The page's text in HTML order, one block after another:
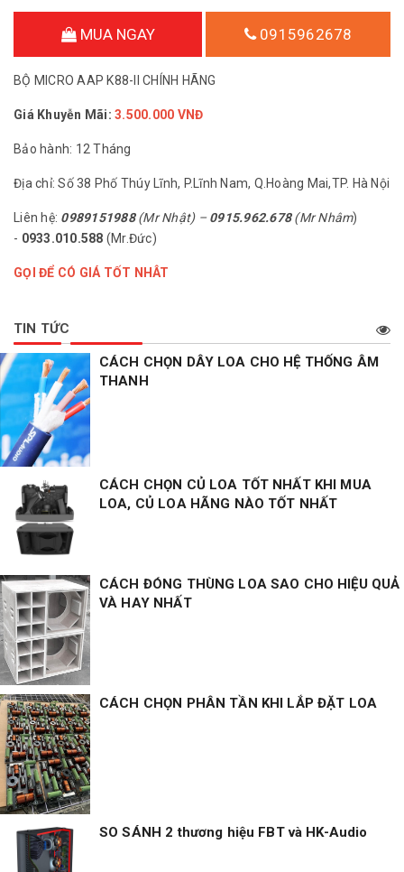
MUA NGAY 0915962678
BỘ MICRO AAP K88-II CHÍNH HÃNG
Giá Khuyễn Mãi: 3.500.000 VNĐ
Bảo hành: 12 Tháng
Địa chỉ: Số 38 Phố Thúy Lĩnh, P.Lĩnh Nam, Q.Hoàng Mai,TP. Hà Nội
Liên hệ: 0989151988(Mr Nhật) – 0915.962.678(Mr Nhâm)
- 0933.010.588 (Mr.Đức)
GỌI ĐỂ CÓ GIÁ TỐT NHÂT
TIN TỨC
CÁCH CHỌN DÂY LOA CHO HỆ THỐNG ÂM
THANH
CÁCH CHỌN CỦ LOA TỐT NHẤT KHI MUA
LOA, CỦ LOA HÃNG NÀO TỐT NHẤT
CÁCH ĐÓNG THÙNG LOA SAO CHO HIỆU QUẢ
VÀ HAY NHẤT
CÁCH CHỌN PHÂN TẦN KHI LẮP ĐẶT LOA
SO SÁNH 2 thương hiệu FBT và HK-Audio